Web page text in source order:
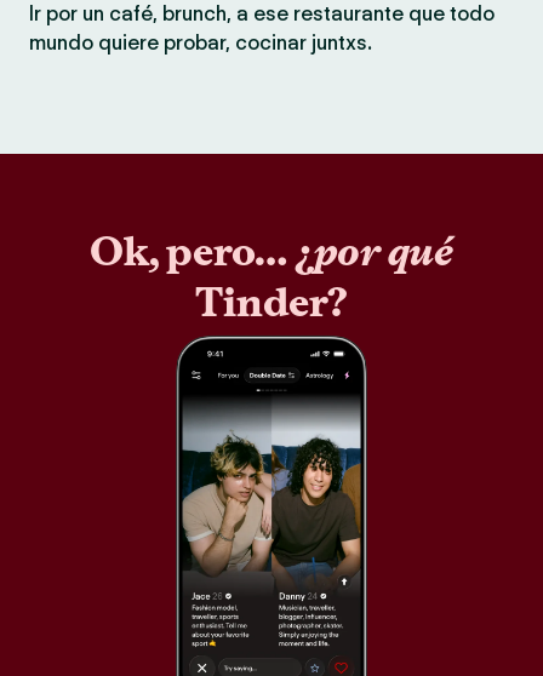
Ir por un café, brunch, a ese restaurante que todo
mundo quiere probar, cocinar juntxs.
Ok, pero… ¿por qué
Tinder?